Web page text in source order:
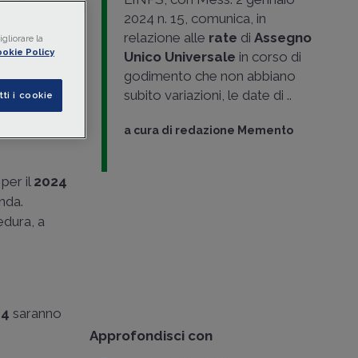
il 2024
a
saranno
2024 n. 15, comunica, in
relazione alle rate di Assegno
Unico Universale in corso di
godimento che non abbiano
subito variazioni, le date di ..
a cura di redazione Memento
Approfondisci con
la
Policy
i cookie